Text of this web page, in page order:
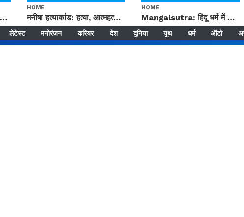
हम सनातनी..." सांसद kangana Ranaut से क्या बोली लड़की? Viral Jantar-Mantar | CJP protest
HOME
मनीषा हत्याकांड: हत्या, आत्महत्या या कोई बड़ा राज? | Full Story | Josh Haryana
HOME
Mangalsutra: हिंदू धर्म में शादी के बाद मंगलसूत्र क्यों पहनती है महिलाएं, किसने शुरु की ये परंपरा
लेटेस्ट मनोरंजन करियर देश दुनिया यूथ धर्म ऑटो